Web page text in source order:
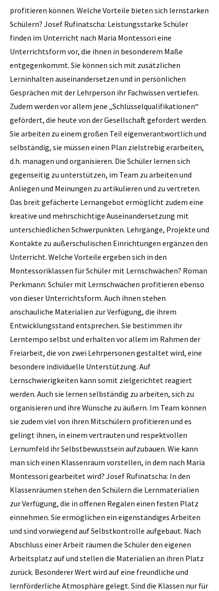
profitieren können. Welche Vorteile bieten sich lernstarken
Schülern? Josef Rufinatscha: Leistungsstarke Schüler
finden im Unterricht nach ­Maria Montessori eine
Unterrichtsform vor, die ihnen in besonderem Maße
entgegenkommt. Sie können sich mit zusätzlichen
Lerninhalten auseinandersetzen und in persönlichen
Gesprächen mit der Lehrperson ihr Fachwissen vertiefen.
Zudem werden vor allem jene „Schlüsselqualifikationen“
gefördert, die heute von der Gesellschaft gefordert werden.
Sie arbeiten zu einem großen Teil eigenverantwortlich und
selbständig, sie müssen einen Plan zielstrebig erarbeiten,
d.h. managen und organisieren. Die Schüler lernen sich
gegenseitig zu unterstützen, im Team zu arbeiten und
Anliegen und Meinungen zu artikulieren und zu vertreten.
Das breit gefächerte Lernangebot ermöglicht zudem eine
kreative und mehrschichtige Auseinandersetzung mit
unterschiedlichen Schwerpunkten. Lehrgänge, Projekte und
Kontakte zu außerschulischen Einrichtungen ergänzen den
Unterricht. Welche Vorteile ergeben sich in den
Montessoriklassen für Schüler mit Lern­schwächen? Roman
Perkmann: Schüler mit ­Lernschwächen profitieren ebenso
von dieser Unterrichtsform. Auch ihnen stehen
anschauliche Materialien zur Verfügung, die ihrem
Entwicklungsstand entsprechen. Sie bestimmen ihr
Lerntempo selbst und erhalten vor allem im Rahmen der
Freiarbeit, die von zwei Lehrpersonen gestaltet wird, eine
besondere individuelle Unterstützung. Auf
Lernschwierigkeiten kann somit zielgerichtet reagiert
werden. Auch sie lernen selbständig zu arbeiten, sich zu
organisieren und ihre Wünsche zu äußern. Im Team können
sie zudem viel von ihren Mitschülern profitieren und es
gelingt ihnen, in einem vertrauten und respektvollen
Lernumfeld ihr Selbstbewusstsein aufzubauen. Wie kann
man sich einen Klassenraum vorstellen, in dem nach Maria
Montessori gearbeitet wird? Josef Rufinatscha: In den
Klassen­räumen stehen den Schülern die Lernmaterialien
zur Verfügung, die in offenen Regalen einen festen Platz
einnehmen. Sie ermöglichen ein eigenständiges Arbeiten
und sind vorwiegend auf Selbstkontrolle aufgebaut. Nach
Abschluss einer Arbeit räumen die Schüler den eigenen
Arbeitsplatz auf und stellen die Materialien an ­ihren Platz
zurück. Besonderer Wert wird auf eine freundliche und
lernförderliche Atmosphäre gelegt. Sind die Klassen nur für